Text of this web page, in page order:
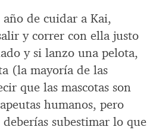
año de cuidar a Kai,
y correr con ella justo
y si lanzo una pelota,
(la mayoría de las
que las mascotas son
humanos, pero
subestimar lo que